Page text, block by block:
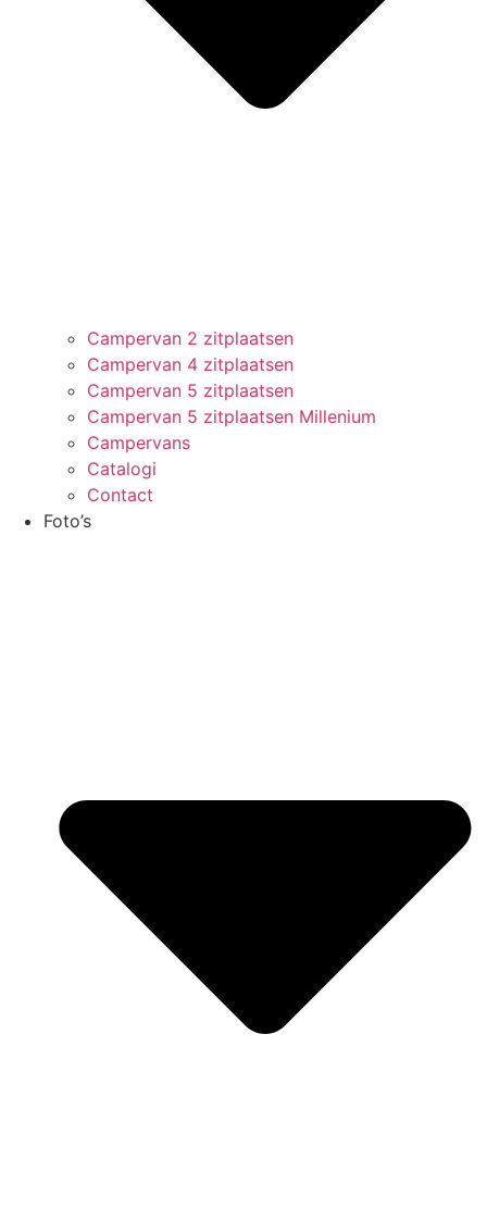
Campervan 2 zitplaatsen
Campervan 4 zitplaatsen
Campervan 5 zitplaatsen
Campervan 5 zitplaatsen Millenium
Campervans
Catalogi
Contact
Foto’s